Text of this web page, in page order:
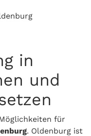
in
und
für
. Oldenburg ist